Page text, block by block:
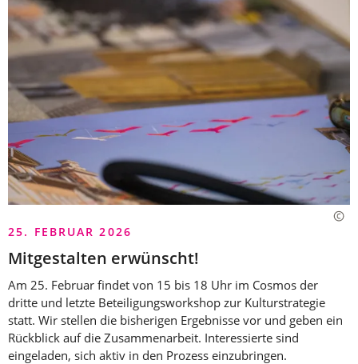
25. FEBRUAR 2026
Mitgestalten erwünscht!
Am 25. Februar findet von 15 bis 18 Uhr im Cosmos der
dritte und letzte Beteiligungsworkshop zur Kulturstrategie
statt. Wir stellen die bisherigen Ergebnisse vor und geben ein
Rückblick auf die Zusammenarbeit. Interessierte sind
eingeladen, sich aktiv in den Prozess einzubringen.